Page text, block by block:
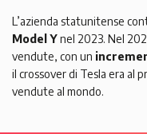
L’azienda statunitense
Model Ynel 2023. Nel
vendute, con un
il crossover di Tesla era al
vendute al mondo.